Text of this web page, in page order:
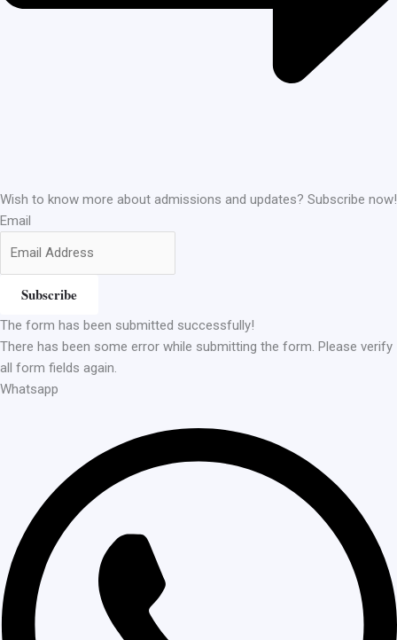
Wish to know more about admissions and updates? Subscribe now!
Email
Subscribe
The form has been submitted successfully!
There has been some error while submitting the form. Please verify
all form fields again.
Whatsapp